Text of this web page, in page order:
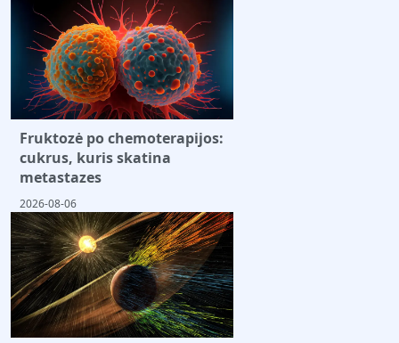
Fruktozė po chemoterapijos:
cukrus, kuris skatina
metastazes
2026-08-06